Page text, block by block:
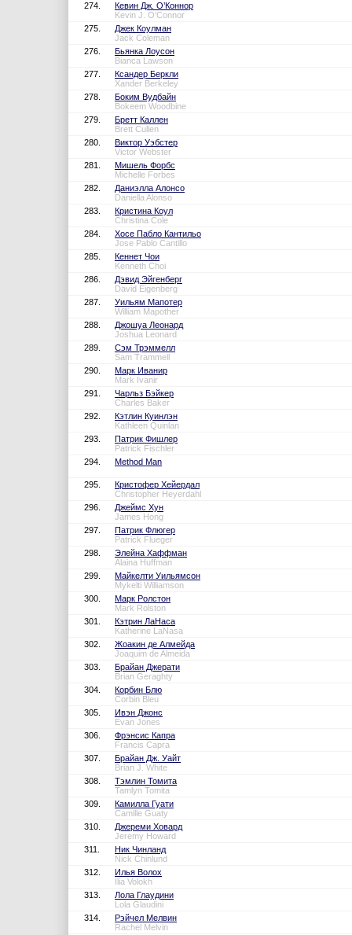
274.
Кевин Дж. О’Коннор
Kevin J. O'Connor
275.
Джек Коулман
Jack Coleman
276.
Бьянка Лоусон
Bianca Lawson
277.
Ксандер Беркли
Xander Berkeley
278.
Боким Вудбайн
Bokeem Woodbine
279.
Бретт Каллен
Brett Cullen
280.
Виктор Уэбстер
Victor Webster
281.
Мишель Форбс
Michelle Forbes
282.
Даниэлла Алонсо
Daniella Alonso
283.
Кристина Коул
Christina Cole
284.
Хосе Пабло Кантильо
Jose Pablo Cantillo
285.
Кеннет Чои
Kenneth Choi
286.
Дэвид Эйгенберг
David Eigenberg
287.
Уильям Мапотер
William Mapother
288.
Джошуа Леонард
Joshua Leonard
289.
Сэм Трэммелл
Sam Trammell
290.
Марк Иванир
Mark Ivanir
291.
Чарльз Бэйкер
Charles Baker
292.
Кэтлин Куинлэн
Kathleen Quinlan
293.
Патрик Фишлер
Patrick Fischler
294.
Method Man
295.
Кристофер Хейердал
Christopher Heyerdahl
296.
Джеймс Хун
James Hong
297.
Патрик Флюгер
Patrick Flueger
298.
Элейна Хаффман
Alaina Huffman
299.
Майкелти Уильямсон
Mykelti Williamson
300.
Марк Ролстон
Mark Rolston
301.
Кэтрин ЛаНаса
Katherine LaNasa
302.
Жоакин де Алмейда
Joaquim de Almeida
303.
Брайан Джерати
Brian Geraghty
304.
Корбин Блю
Corbin Bleu
305.
Ивэн Джонс
Evan Jones
306.
Фрэнсис Капра
Francis Capra
307.
Брайан Дж. Уайт
Brian J. White
308.
Тэмлин Томита
Tamlyn Tomita
309.
Камилла Гуати
Camille Guaty
310.
Джереми Ховард
Jeremy Howard
311.
Ник Чинланд
Nick Chinlund
312.
Илья Волох
Ilia Volokh
313.
Лола Глаудини
Lola Glaudini
314.
Рэйчел Мелвин
Rachel Melvin